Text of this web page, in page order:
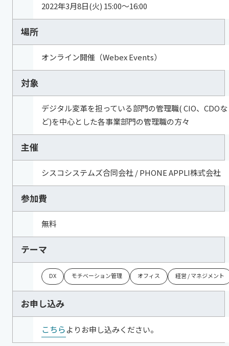
2022年3月8日(火) 15:00～16:00
場所
オンライン開催（Webex Events）
対象
デジタル変革を担っている部門の管理職( CIO、CDOな
ど)を中心とした各事業部門の管理職の方々
主催
シスコシステムズ合同会社 / PHONE APPLI株式会社
参加費
無料
テーマ
DX モチベーション管理 オフィス 経営 / マネジメント
お申し込み
こちらよりお申し込みください。